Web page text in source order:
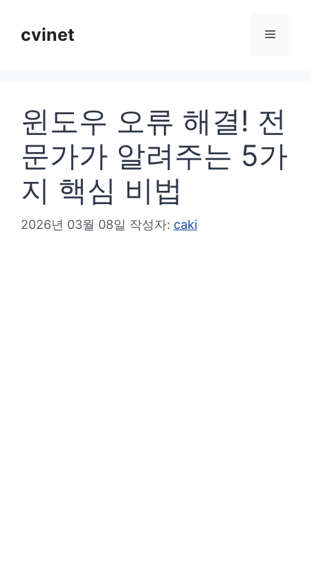
cvinet 메
윈도우 오류 해결! 전
문가가 알려주는 5가
지 핵심 비법
2026년 03월 08일 작성자: caki